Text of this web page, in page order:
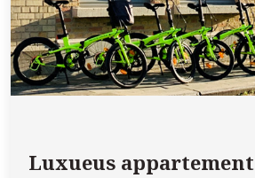
Luxueus appartement